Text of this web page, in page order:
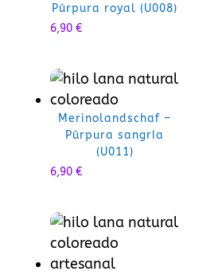
Púrpura royal (U008)
6,90 €
Merinolandschaf –
Púrpura sangría
(U011)
6,90 €